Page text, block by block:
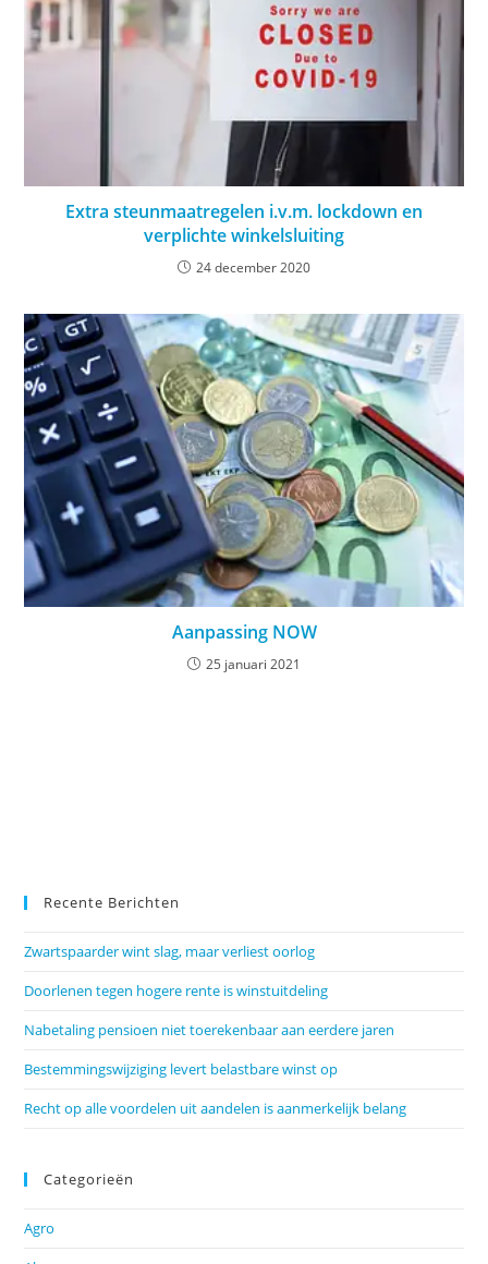
Extra steunmaatregelen i.v.m. lockdown en
verplichte winkelsluiting
24 december 2020
Aanpassing NOW
25 januari 2021
Recente Berichten
Zwartspaarder wint slag, maar verliest oorlog
Doorlenen tegen hogere rente is winstuitdeling
Nabetaling pensioen niet toerekenbaar aan eerdere jaren
Bestemmingswijziging levert belastbare winst op
Recht op alle voordelen uit aandelen is aanmerkelijk belang
Categorieën
Agro